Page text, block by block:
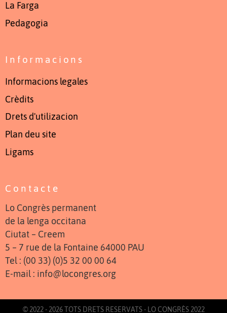
La Farga
Pedagogia
Informacions
Informacions legales
Crèdits
Drets d'utilizacion
Plan deu site
Ligams
Contacte
Lo Congrès permanent
de la lenga occitana
Ciutat – Creem
5 – 7 rue de la Fontaine 64000 PAU
Tel : (00 33) (0)5 32 00 00 64
E-mail : info@locongres.org
© 2022 - 2026 TOTS DRETS RESERVATS - LO CONGRÈS 2022